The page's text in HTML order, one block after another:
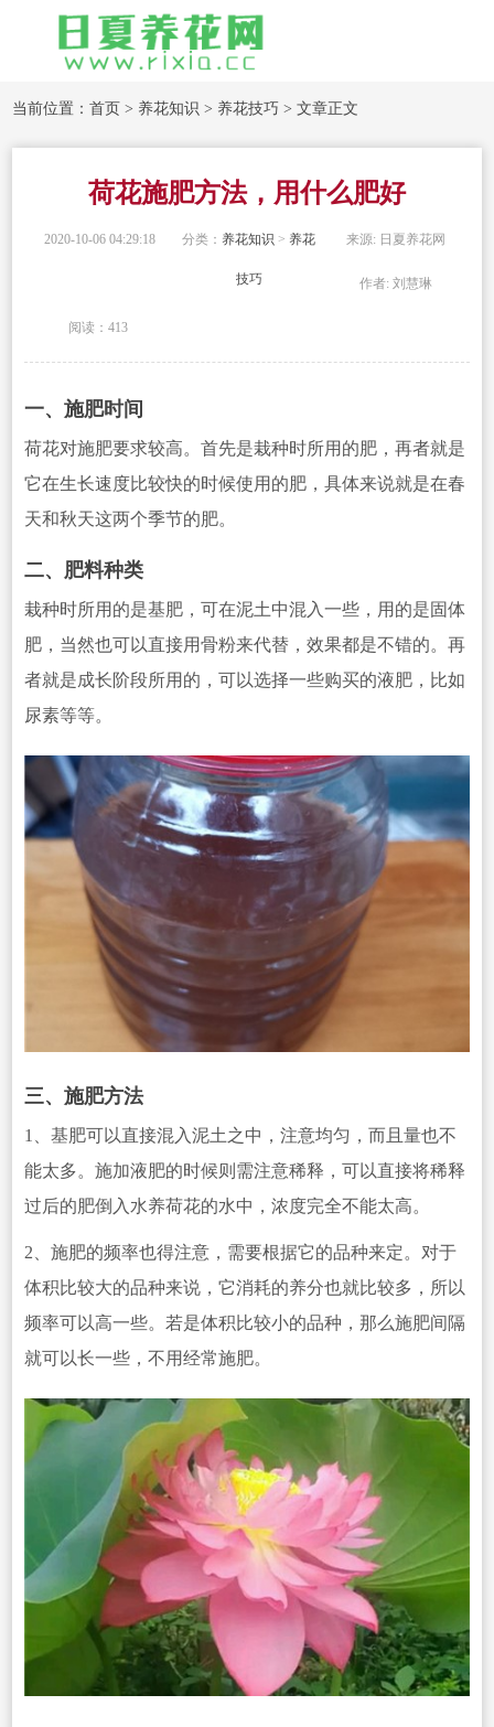
当前位置：首页 > 养花知识 > 养花技巧 > 文章正文
荷花施肥方法，用什么肥好
2020-10-06 04:29:18 分类： 养花知识 > 养花
技巧
来源: 日夏养花网
作者: 刘慧琳
阅读：413
一、施肥时间
荷花对施肥要求较高。首先是栽种时所用的肥，再者就是
它在生长速度比较快的时候使用的肥，具体来说就是在春
天和秋天这两个季节的肥。
二、肥料种类
栽种时所用的是基肥，可在泥土中混入一些，用的是固体
肥，当然也可以直接用骨粉来代替，效果都是不错的。再
者就是成长阶段所用的，可以选择一些购买的液肥，比如
尿素等等。
三、施肥方法
1、基肥可以直接混入泥土之中，注意均匀，而且量也不
能太多。施加液肥的时候则需注意稀释，可以直接将稀释
过后的肥倒入水养荷花的水中，浓度完全不能太高。
2、施肥的频率也得注意，需要根据它的品种来定。对于
体积比较大的品种来说，它消耗的养分也就比较多，所以
频率可以高一些。若是体积比较小的品种，那么施肥间隔
就可以长一些，不用经常施肥。